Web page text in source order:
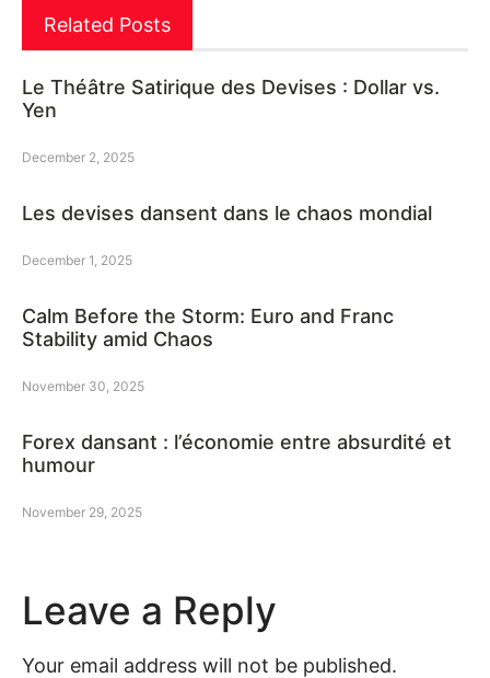
Related Posts
Le Théâtre Satirique des Devises : Dollar vs.
Yen
December 2, 2025
Les devises dansent dans le chaos mondial
December 1, 2025
Calm Before the Storm: Euro and Franc
Stability amid Chaos
November 30, 2025
Forex dansant : l’économie entre absurdité et
humour
November 29, 2025
Leave a Reply
Your email address will not be published.